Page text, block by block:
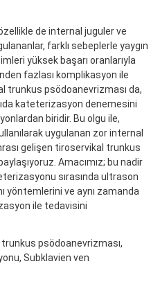
de internal juguler ve
farklı sebeplerle yaygın
yüksek başarı oranlarıyla
fazlası komplikasyon ile
trunkus psödoanevrizması da,
kateterizasyon denemesini
biridir. Bu olgu ile,
uygulanan zor internal
gelişen tiroservikal trunkus
Amacımız; bu nadir
sırasında ultrason
yöntemlerini ve aynı zamanda
ile tedavisini
psödoanevrizması,
Subklavien ven